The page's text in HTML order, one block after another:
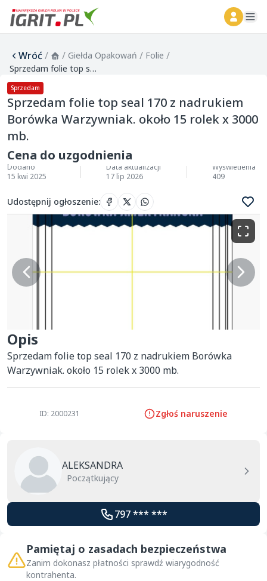
Wróć/ / Giełda Opakowań / Folie /
Sprzedam folie top seal 170 z nadrukiem Borówka Warzywniak. około 15 rolek x 3000 mb.
Sprzedam
Sprzedam folie top seal 170 z nadrukiem
Borówka Warzywniak. około 15 rolek x 3000
mb.
Cena do uzgodnienia
Dodano
15 kwi 2025
Data aktualizacji
17 lip 2026
Wyświetlenia
409
Udostępnij ogłoszenie:
Opis
Sprzedam folie top seal 170 z nadrukiem Borówka
Warzywniak. około 15 rolek x 3000 mb.
ID: 2000231 Zgłoś naruszenie
ALEKSANDRA
Początkujący
797 *** ***
Pamiętaj o zasadach bezpieczeństwa
Zanim dokonasz płatności sprawdź wiarygodność
kontrahenta.